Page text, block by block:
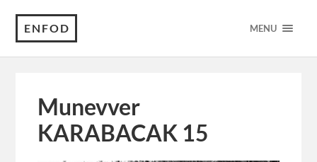
ENFOD MENU
Munevver
KARABACAK 15